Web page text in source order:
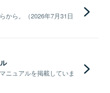
から。（2026年7月31日
ニュアルを掲載していま